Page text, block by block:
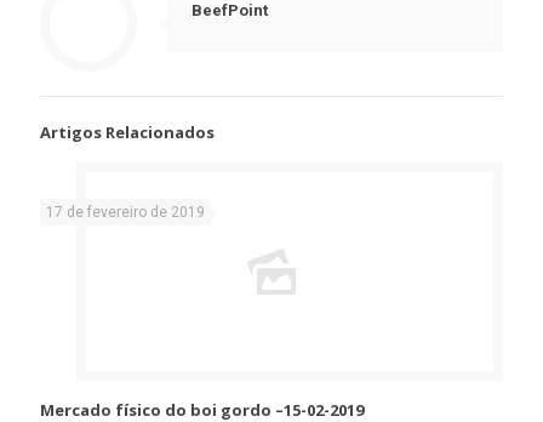
BeefPoint
Artigos Relacionados
17 de fevereiro de 2019
Mercado físico do boi gordo –15-02-2019